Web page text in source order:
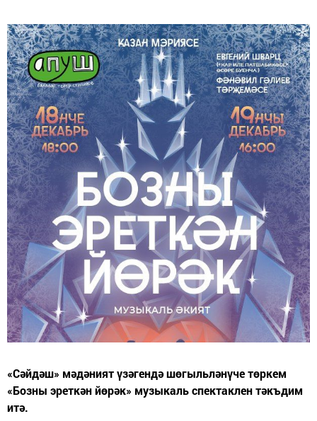
«Сәйдәш» мәдәният үзәгендә шөгыльләнүче төркем
«Бозны эреткән йөрәк» музыкаль спектаклен тәкъдим
итә.